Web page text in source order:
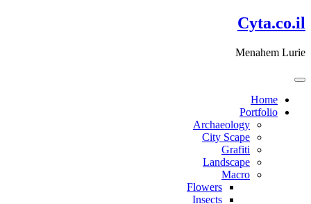
דלג
לתוכן
Cyta.co.il
Menahem Lurie
Home
Portfolio
Archaeology
City Scape
Grafiti
Landscape
Macro
Flowers
Insects